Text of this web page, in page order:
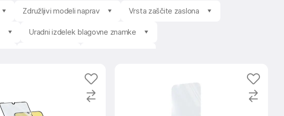
Združljivi modeli naprav Vrsta zaščite zaslona
Uradni izdelek blagovne znamke